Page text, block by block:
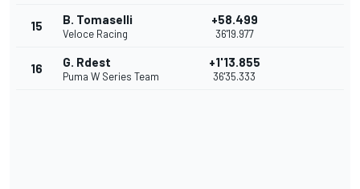
15 B. Tomaselli
Veloce Racing
+58.499
36'19.977
16 G. Rdest
Puma W Series Team
+1'13.855
36'35.333